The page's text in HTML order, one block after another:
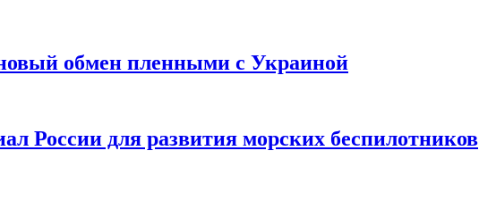
обмен пленными с Украиной
России для развития морских беспилотников